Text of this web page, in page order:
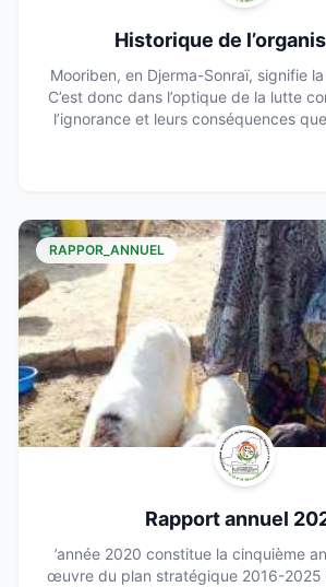
Historique de
Mooriben, en Djerma-Sonraï, signifie
C’est donc dans l’optique de la lutte
l’ignorance et leurs conséquences
RAPPOR_ANNUEL
Rapport annuel
’année 2020 constitue la cinquième
œuvre du plan stratégique 2016-2025